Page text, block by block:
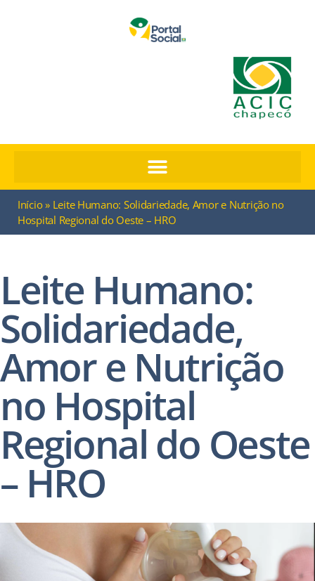
Início» Leite Humano: Solidariedade, Amor e Nutrição no
Hospital Regional do Oeste – HRO
Leite Humano:
Solidariedade,
Amor e Nutrição
no Hospital
Regional do Oeste
– HRO